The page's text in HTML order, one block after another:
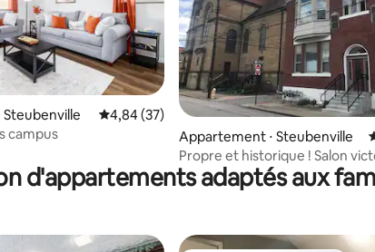
de 12 commentaires : 4,92 sur 5
Évaluation moyenne sur la base de 37
4,84 (37)
campus
Appartement ⋅ Steubenville
Propre et historique ! Salon
3e étage
d'appartements adaptés aux